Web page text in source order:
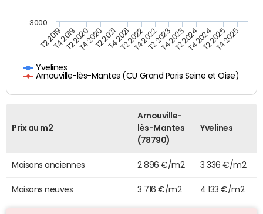
Yvelines
Arnouville-lès-Mantes (CU Grand Paris Seine et Oise)
T2 2019T4 2019T2 2020T4 2020T2 2021T4 2021T2 2022T4 2022T2 2023T4 2023T2 2024T4 2024T2 2025T4 2025
3000
Prix au m2
Arnouville-
lès-Mantes
(78790)
Yvelines
Maisons anciennes 2 896 €/m2 3 336 €/m2
Maisons neuves 3 716 €/m2 4 133 €/m2